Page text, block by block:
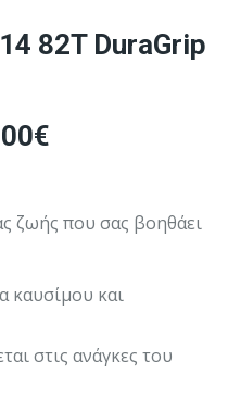
82T DuraGrip
ζωής που σας βοηθάει
καυσίμου και
στις ανάγκες του